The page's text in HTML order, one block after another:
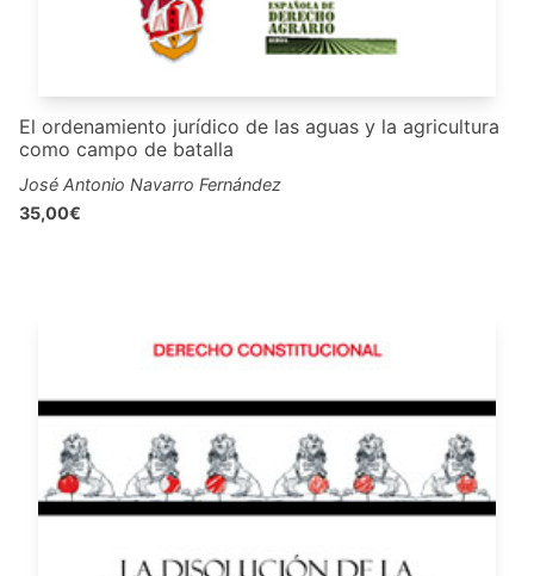
El ordenamiento jurídico de las aguas y la agricultura
como campo de batalla
José Antonio Navarro Fernández
35,00€